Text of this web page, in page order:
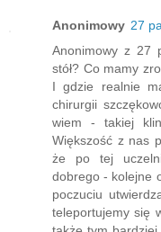
Anonimowy 27
Anonimowy z 27
stół? Co mamy
I gdzie realnie
chirurgii
wiem - takiej
Większość z nas
że po tej
dobrego - kolejne
poczuciu
teleportujemy się